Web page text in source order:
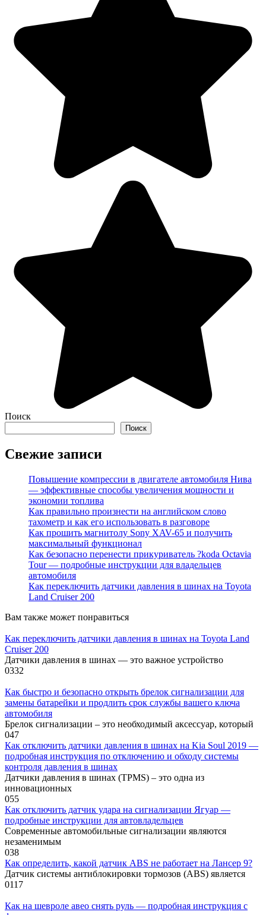
Поиск
Поиск
Свежие записи
Повышение компрессии в двигателе автомобиля Нива
— эффективные способы увеличения мощности и
экономии топлива
Как правильно произнести на английском слово
тахометр и как его использовать в разговоре
Как прошить магнитолу Sony XAV-65 и получить
максимальный функционал
Как безопасно перенести прикуриватель ?koda Octavia
Tour — подробные инструкции для владельцев
автомобиля
Как переключить датчики давления в шинах на Toyota
Land Cruiser 200
Вам также может понравиться
Как переключить датчики давления в шинах на Toyota Land
Cruiser 200
Датчики давления в шинах — это важное устройство
0332
Как быстро и безопасно открыть брелок сигнализации для
замены батарейки и продлить срок службы вашего ключа
автомобиля
Брелок сигнализации – это необходимый аксессуар, который
047
Как отключить датчики давления в шинах на Kia Soul 2019 —
подробная инструкция по отключению и обходу системы
контроля давления в шинах
Датчики давления в шинах (TPMS) – это одна из
инновационных
055
Как отключить датчик удара на сигнализации Ягуар —
подробные инструкции для автовладельцев
Современные автомобильные сигнализации являются
незаменимым
038
Как определить, какой датчик ABS не работает на Лансер 9?
Датчик системы антиблокировки тормозов (ABS) является
0117
Как на шевроле авео снять руль — подробная инструкция с